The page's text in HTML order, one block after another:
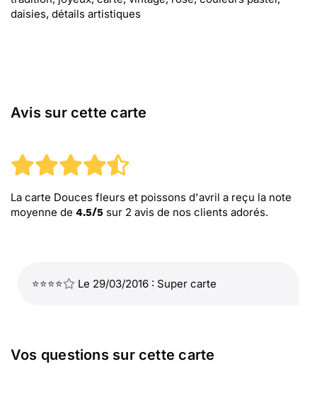
daisies, détails artistiques
Avis sur cette carte
La carte Douces fleurs et poissons d'avril a reçu la note
moyenne de 4.5/5 sur 2 avis de nos clients adorés.
⭐⭐⭐⭐ Le 29/03/2016 : Super carte
Vos questions sur cette carte